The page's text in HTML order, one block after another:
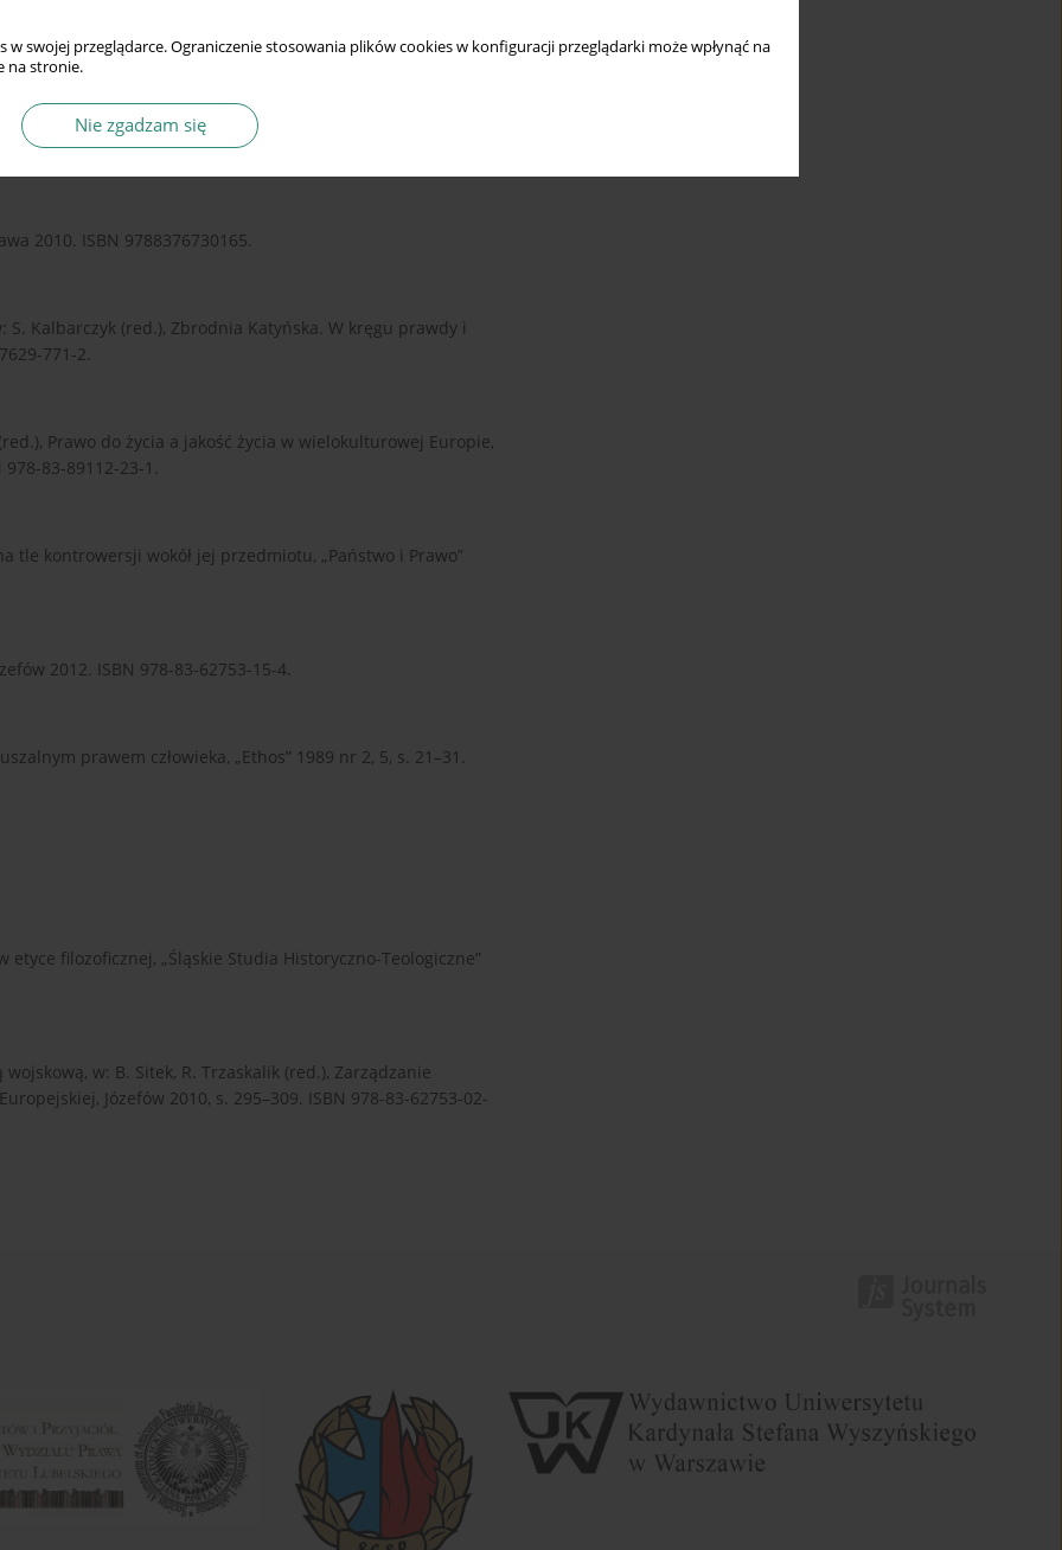
w swojej przeglądarce. Ograniczenie stosowania plików cookies w konfiguracji przeglądarki może wpłynąć na
na stronie.
Nie zgadzam się
euthanasia lattitudes, „Sociology and Social Research”
in der NS – Zeit, Schriftenreihe zur Medizin-Geschichte
2002, s. 15–47. ISBN 3-89809-301-8.
2010. ISBN 9788376730165.
Kalbarczyk (red.), Zbrodnia Katyńska. W kręgu prawdy i
771-2.
Prawo do życia a jakość życia w wielokulturowej Europie,
83-89112-23-1.
tle kontrowersji wokół jej przedmiotu, „Państwo i Prawo”
2012. ISBN 978-83-62753-15-4.
prawem człowieka, „Ethos” 1989 nr 2, 5, s. 21–31.
filozoficznej, „Śląskie Studia Historyczno-Teologiczne”
w: B. Sitek, R. Trzaskalik (red.), Zarządzanie
Józefów 2010, s. 295–309. ISBN 978-83-62753-02-